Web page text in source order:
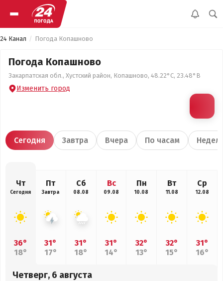
24 Канал Погода Копашново
Погода Копашново
Закарпатская обл., Хустский район, Копашново, 48.22°С, 23.48°В
Изменить город
Сегодня Завтра Вчера По часам
Чт
Сегодня
36°
18°
Пт
Завтра
31°
17°
Сб
08.08
31°
18°
Вс
09.08
31°
14°
Пн
10.08
32°
13°
Вт
11.08
32°
15°
Ср
12.08
31°
16°
Четверг, 6 августа